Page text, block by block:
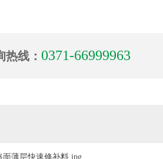
热线： 0371-66999963